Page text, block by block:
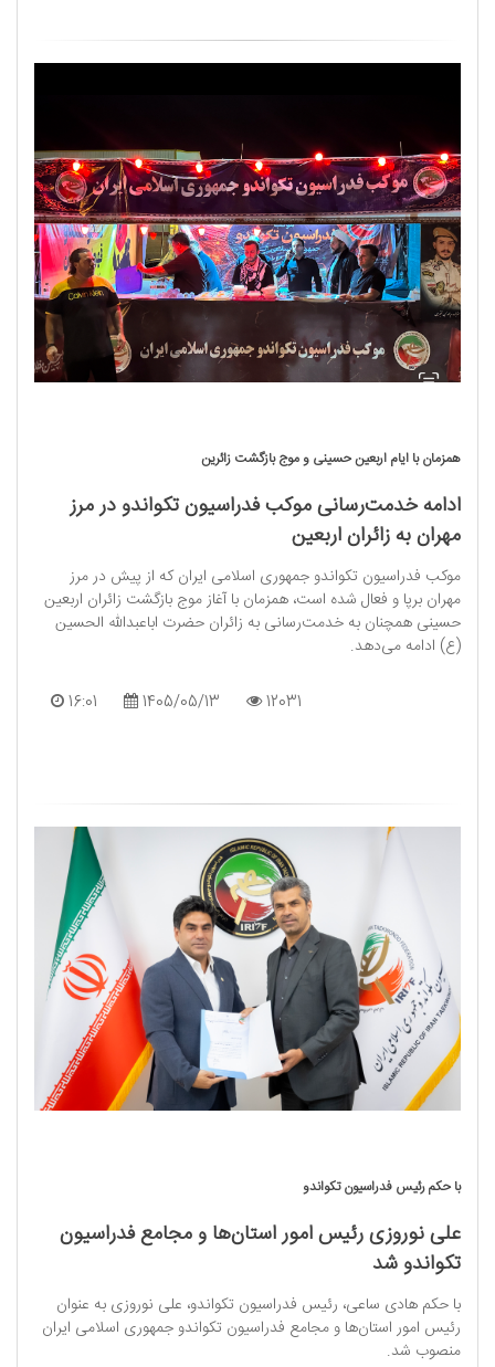
همزمان با ایام اربعین حسینی و موج بازگشت زائرین
ادامه خدمت‌رسانی موکب فدراسیون تکواندو در مرز
مهران به زائران اربعین
موکب فدراسیون تکواندو جمهوری اسلامی ایران که از پیش در مرز
مهران برپا و فعال شده است، همزمان با آغاز موج بازگشت زائران اربعین
حسینی همچنان به خدمت‌رسانی به زائران حضرت اباعبدالله الحسین
(ع) ادامه می‌دهد.
16:01 1405/05/13 12031
با حکم رئیس فدراسیون تکواندو
علی نوروزی رئیس امور استان‌ها و مجامع فدراسیون
تکواندو شد
با حکم هادی ساعی، رئیس فدراسیون تکواندو، علی نوروزی به عنوان
رئیس امور استان‌ها و مجامع فدراسیون تکواندو جمهوری اسلامی ایران
منصوب شد.